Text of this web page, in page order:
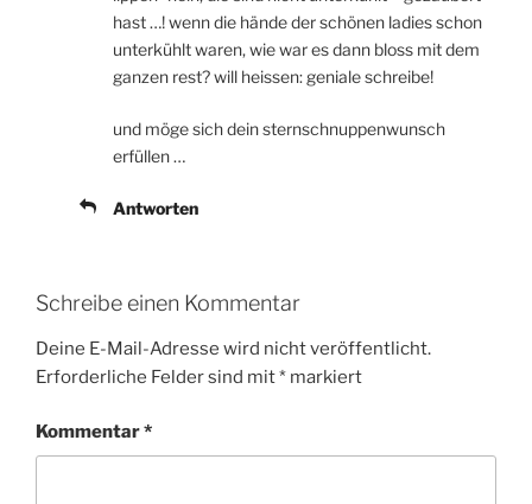
hast …! wenn die hände der schönen ladies schon
unterkühlt waren, wie war es dann bloss mit dem
ganzen rest? will heissen: geniale schreibe!
und möge sich dein sternschnuppenwunsch
erfüllen …
Antworten
Schreibe einen Kommentar
Deine E-Mail-Adresse wird nicht veröffentlicht.
Erforderliche Felder sind mit* markiert
Kommentar*